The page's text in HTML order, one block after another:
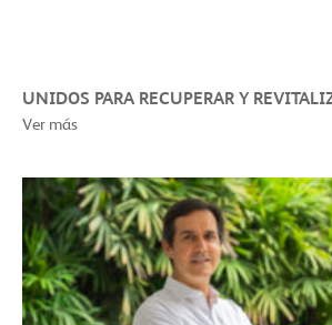
UNIDOS PARA RECUPERAR Y
Ver más